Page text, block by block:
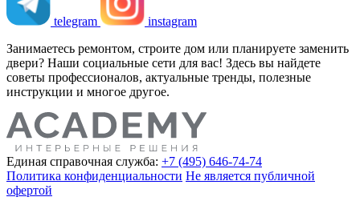
telegram
instagram
Занимаетесь ремонтом, строите дом или планируете заменить
двери? Наши социальные сети для вас! Здесь вы найдете
советы профессионалов, актуальные тренды, полезные
инструкции и многое другое.
Единая справочная служба: +7 (495) 646-74-74
Политика конфиденциальности Не является публичной
офертой